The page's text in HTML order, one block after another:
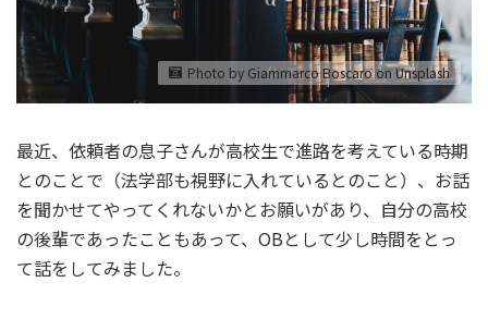
Photo by Giammarco Boscaro on Unsplash
最近、依頼者の息子さんが高校生で進路を考えている時期
とのことで（法学部も視野に入れているとのこと）、お話
を聞かせてやってくれないかとお願いがあり、自分の高校
の後輩であったこともあって、OBとして少し時間をとっ
て話をしてみました。